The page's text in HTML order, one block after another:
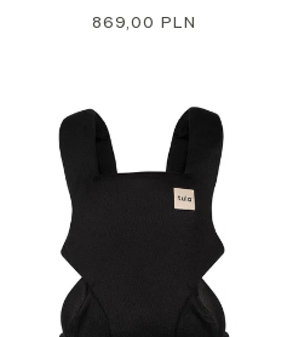
Aanbiedingsprijs
Normale
869,00 PLN